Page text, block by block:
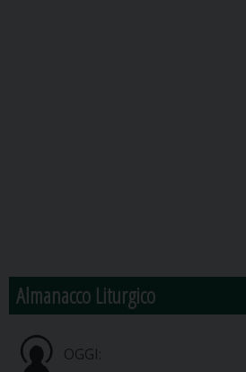
Almanacco Liturgico
OGGI: